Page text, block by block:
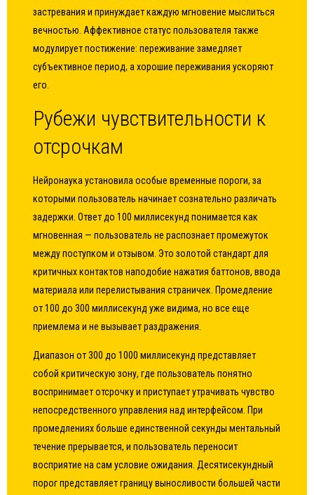
застревания и принуждает каждую мгновение мыслиться
вечностью. Аффективное статус пользователя также
модулирует постижение: переживание замедляет
субъективное период, а хорошие переживания ускоряют
его.
Рубежи чувствительности к
отсрочкам
Нейронаука установила особые временные пороги, за
которыми пользователь начинает сознательно различать
задержки. Ответ до 100 миллисекунд понимается как
мгновенная — пользователь не распознает промежуток
между поступком и отзывом. Это золотой стандарт для
критичных контактов наподобие нажатия баттонов, ввода
материала или перелистывания страничек. Промедление
от 100 до 300 миллисекунд уже видима, но все еще
приемлема и не вызывает раздражения.
Диапазон от 300 до 1000 миллисекунд представляет
собой критическую зону, где пользователь понятно
воспринимает отсрочку и приступает утрачивать чувство
непосредственного управления над интерфейсом. При
промедлениях больше единственной секунды ментальный
течение прерывается, и пользователь переносит
восприятие на сам условие ожидания. Десятисекундный
порог представляет границу выносливости большей части